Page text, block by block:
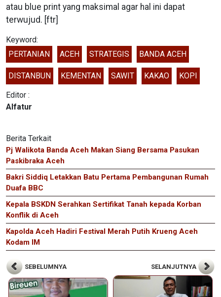
atau blue print yang maksimal agar hal ini dapat
terwujud. [ftr]
Keyword:
PERTANIAN
ACEH STRATEGIS BANDA ACEH
DISTANBUN KEMENTAN SAWIT KAKAO KOPI
Editor :
Alfatur
Berita Terkait
Pj Walikota Banda Aceh Makan Siang Bersama Pasukan
Paskibraka Aceh
Bakri Siddiq Letakkan Batu Pertama Pembangunan Rumah
Duafa BBC
Kepala BSKDN Serahkan Sertifikat Tanah kepada Korban
Konflik di Aceh
Kapolda Aceh Hadiri Festival Merah Putih Krueng Aceh
Kodam IM
SEBELUMNYA SELANJUTNYA